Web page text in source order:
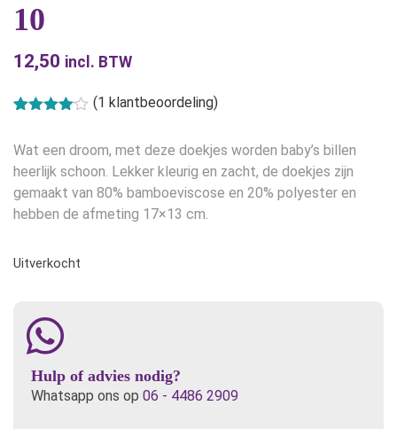
10
12,50 incl. BTW
gebaseerd
opklant
waardering
(1 klantbeoordeling)
Wat een droom, met deze doekjes worden baby’s billen
heerlijk schoon. Lekker kleurig en zacht, de doekjes zijn
gemaakt van 80% bamboeviscose en 20% polyester en
hebben de afmeting 17×13 cm.
Uitverkocht
Hulp of advies nodig?
Whatsapp ons op 06 - 4486 2909